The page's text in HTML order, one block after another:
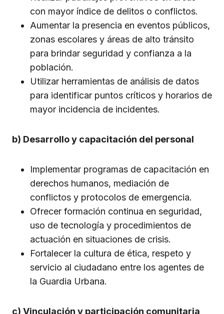
con mayor índice de delitos o conflictos.
Aumentar la presencia en eventos públicos,
zonas escolares y áreas de alto tránsito
para brindar seguridad y confianza a la
población.
Utilizar herramientas de análisis de datos
para identificar puntos críticos y horarios de
mayor incidencia de incidentes.
b) Desarrollo y capacitación del personal
Implementar programas de capacitación en
derechos humanos, mediación de
conflictos y protocolos de emergencia.
Ofrecer formación continua en seguridad,
uso de tecnología y procedimientos de
actuación en situaciones de crisis.
Fortalecer la cultura de ética, respeto y
servicio al ciudadano entre los agentes de
la Guardia Urbana.
c) Vinculación y participación comunitaria